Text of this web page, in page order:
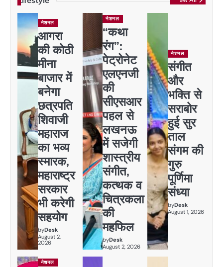
नेशनल
आगरा
की कोठी
मीना
बाजार में
बनेगा
छत्रपति
शिवाजी
महाराज
का भव्य
स्मारक,
महाराष्ट्र
सरकार
भी करेगी
सहयोग
byDesk
August 2,
2026
नेशनल
“कथा
रंग”:
पेट्रोनेट
एलएनजी
की
सीएसआर
पहल से
लखनऊ
में सजेगी
शास्त्रीय
संगीत,
कत्थक व
चित्रकला
की
महफिल
byDesk
August 2, 2026
नेशनल
संगीत
और
भक्ति से
सराबोर
हुई सुर
ताल
संगम की
गुरु
पूर्णिमा
संध्या
byDesk
August 1, 2026
नेशनल